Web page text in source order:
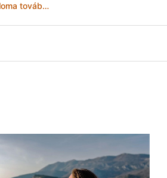
Minden harmadik szülő számol tandíjjal, de a diploma továbbra is vonzó